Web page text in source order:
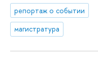
репортаж о событии
магистратура